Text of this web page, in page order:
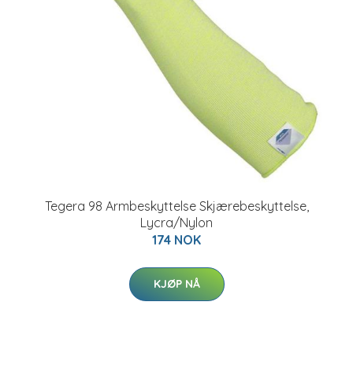
Tegera 98 Armbeskyttelse Skjærebeskyttelse,
Lycra/Nylon
174 NOK
KJØP NÅ